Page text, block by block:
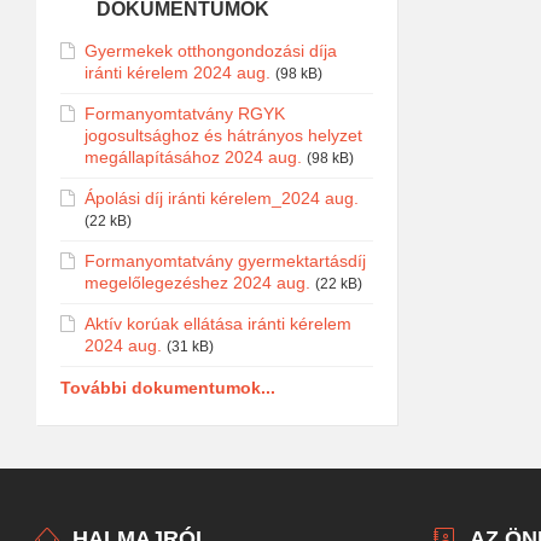
DOKUMENTUMOK
Gyermekek otthongondozási díja
iránti kérelem 2024 aug. (98 kB)
Formanyomtatvány RGYK
jogosultsághoz és hátrányos helyzet
megállapításához 2024 aug. (98 kB)
Ápolási díj iránti kérelem_2024 aug.
(22 kB)
Formanyomtatvány gyermektartásdíj
megelőlegezéshez 2024 aug. (22 kB)
Aktív korúak ellátása iránti kérelem
2024 aug. (31 kB)
További dokumentumok...